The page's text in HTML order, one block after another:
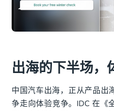
出海的下半场，
中国汽车出海，正从产品出
争走向体验竞争。IDC 在《